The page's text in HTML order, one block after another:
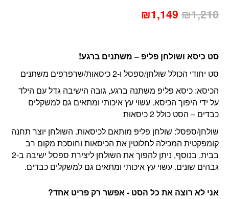
₪1,210
המחיר
המקורי
היה:
₪1,149
המחיר
הוא:
סט כיסא ושולחן פליפ – משתנים ברגע!
סט יחודי הכולל שולחן/ספסל ו-2 כיסאות/שרפרפים משתנים
הכיסא: כיסא פליפ משתנה ברגע, גובה הישיבה גדל עם הילד
על ידי היפוך הכיסא. עשוי עץ איכותי ומתאים גם למשקלים
כבדים – הסט כולל 2 כיסאות
שולחן/ספסל: שולחן פליפ מותאם לכיסאות. השולחן יוצר תחנה
קומפקטית המכילה לחלוטין את הכיסאות וחוסכת מקום רב
בבית. בנוסף, ניתן להפוך את השולחן ליצירת ספסל ישיבה ב-2
גבהים שונים. עשוי עץ איכותי ומתאים גם למשקלים כבדים.
אני לא רוצה את כל הסט - אפשר רק פריט אחד?